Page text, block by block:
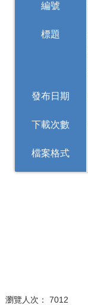
編號
標題
發布日期
下載次數
檔案格式
瀏覽人次： 7012